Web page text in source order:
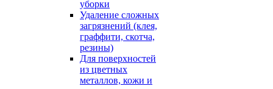
уборки
Удаление сложных
загрязнений (клея,
граффити, скотча,
резины)
Для поверхностей
из цветных
металлов, кожи и